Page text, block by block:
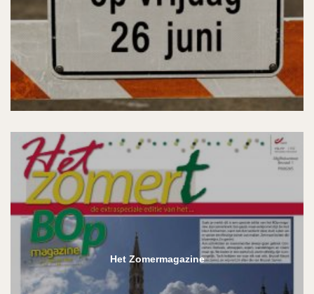
Het Zomermagazine